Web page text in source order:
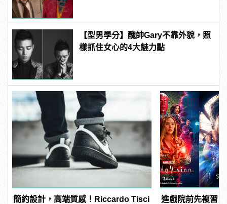
【型男學分】醜帥Gary不靠外貌，照
樣抓住女心的4大魅力點
簡約設計，高端質感！Riccardo Tisci
進戲院前先複習